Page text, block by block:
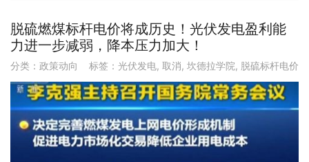
脱硫燃煤标杆电价将成历史！光伏发电盈利能
力进一步减弱，降本压力加大！
分类： 政策动向 标签： 光伏发电, 取消, 坎德拉学院, 脱硫标杆电价